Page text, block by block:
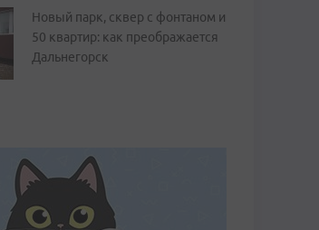
Новый парк, сквер с фонтаном и
50 квартир: как преображается
Дальнегорск